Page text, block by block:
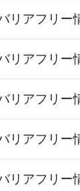
リアフリ
リアフリ
リアフリ
リアフリ
リアフリ